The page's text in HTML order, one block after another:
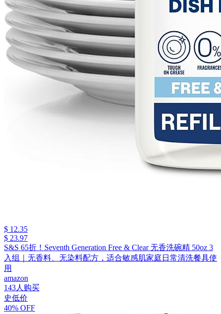
$ 12.35
$ 23.97
S&S 65折！Seventh Generation Free & Clear 无香洗碗精 50oz 3
入组｜无香料、无染料配方，适合敏感肌家庭日常清洗餐具使
用
amazon
143人购买
史低价
40% OFF